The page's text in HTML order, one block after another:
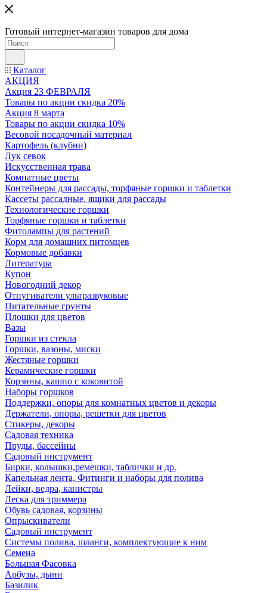
Готовый интернет-магазин товаров для дома
Каталог
АКЦИЯ
Акция 23 ФЕВРАЛЯ
Товары по акции скидка 20%
Акция 8 марта
Товары по акции скидка 10%
Весовой посадочный материал
Картофель (клубни)
Лук севок
Искусственная трава
Комнатные цветы
Контейнеры для рассады, торфяные горшки и таблетки
Кассеты рассадные, ящики для рассады
Технологические горшки
Торфяные горшки и таблетки
Фитолампы для растений
Корм для домашних питомцев
Кормовые добавки
Литература
Купон
Новогодний декор
Отпугиватели ультразвуковые
Питательные грунты
Плошки для цветов
Вазы
Горшки из стекла
Горшки, вазоны, миски
Жестяные горшки
Керамические горшки
Корзины, кашпо с коковитой
Наборы горшков
Поддержки, опоры для комнатных цветов и декоры
Держатели, опоры, решетки для цветов
Стикеры, декоры
Садовая техника
Пруды, бассейны
Садовый инструмент
Бирки, колышки,ремешки, таблички и др.
Капельная лента, Фитинги и наборы для полива
Лейки, ведра, канистры
Леска для триммера
Обувь садовая, корзины
Опрыскиватели
Садовый инструмент
Системы полива, шланги, комплектующие к ним
Семена
Большая Фасовка
Арбузы, дыни
Базилик